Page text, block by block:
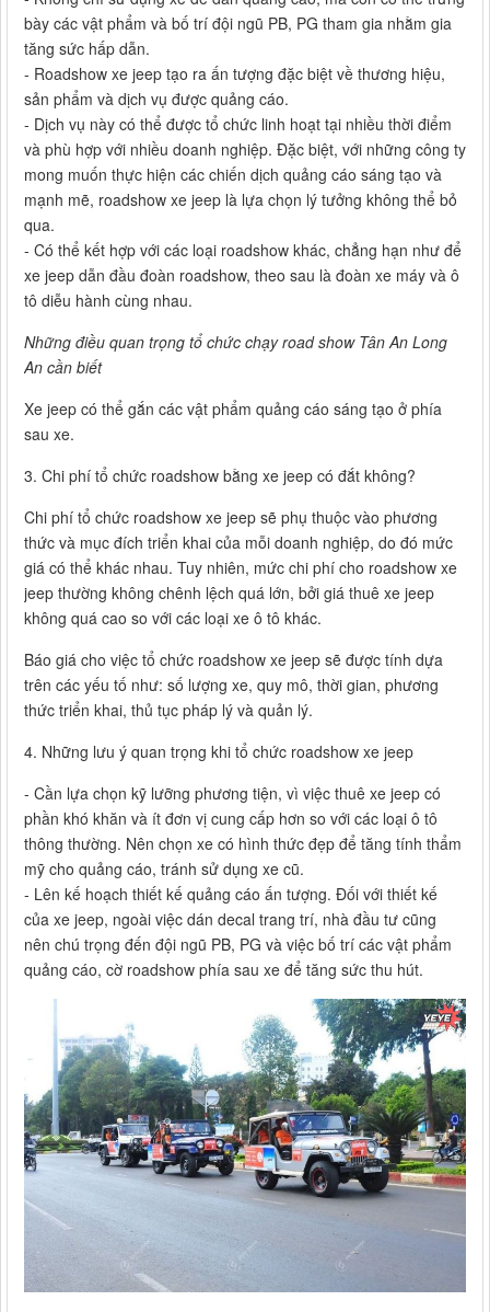
bày các vật phẩm và bố trí đội ngũ PB, PG tham gia nhằm gia
tăng sức hấp dẫn.
- Roadshow xe jeep tạo ra ấn tượng đặc biệt về thương hiệu,
sản phẩm và dịch vụ được quảng cáo.
- Dịch vụ này có thể được tổ chức linh hoạt tại nhiều thời điểm
và phù hợp với nhiều doanh nghiệp. Đặc biệt, với những công ty
mong muốn thực hiện các chiến dịch quảng cáo sáng tạo và
mạnh mẽ, roadshow xe jeep là lựa chọn lý tưởng không thể bỏ
qua.
- Có thể kết hợp với các loại roadshow khác, chẳng hạn như để
xe jeep dẫn đầu đoàn roadshow, theo sau là đoàn xe máy và ô
tô diễu hành cùng nhau.
Những điều quan trọng tổ chức chạy road show Tân An Long
An cần biết
Xe jeep có thể gắn các vật phẩm quảng cáo sáng tạo ở phía
sau xe.
3. Chi phí tổ chức roadshow bằng xe jeep có đắt không?
Chi phí tổ chức roadshow xe jeep sẽ phụ thuộc vào phương
thức và mục đích triển khai của mỗi doanh nghiệp, do đó mức
giá có thể khác nhau. Tuy nhiên, mức chi phí cho roadshow xe
jeep thường không chênh lệch quá lớn, bởi giá thuê xe jeep
không quá cao so với các loại xe ô tô khác.
Báo giá cho việc tổ chức roadshow xe jeep sẽ được tính dựa
trên các yếu tố như: số lượng xe, quy mô, thời gian, phương
thức triển khai, thủ tục pháp lý và quản lý.
4. Những lưu ý quan trọng khi tổ chức roadshow xe jeep
- Cần lựa chọn kỹ lưỡng phương tiện, vì việc thuê xe jeep có
phần khó khăn và ít đơn vị cung cấp hơn so với các loại ô tô
thông thường. Nên chọn xe có hình thức đẹp để tăng tính thẩm
mỹ cho quảng cáo, tránh sử dụng xe cũ.
- Lên kế hoạch thiết kế quảng cáo ấn tượng. Đối với thiết kế
của xe jeep, ngoài việc dán decal trang trí, nhà đầu tư cũng
nên chú trọng đến đội ngũ PB, PG và việc bố trí các vật phẩm
quảng cáo, cờ roadshow phía sau xe để tăng sức thu hút.